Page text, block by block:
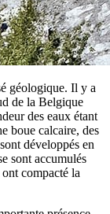
géologique. Il y a
de la Belgique
des eaux étant
boue calcaire, des
développés en
sont accumulés
compacté la